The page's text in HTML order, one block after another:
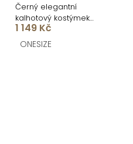
Černý elegantní
kalhotový kostýmek
STRENEA
1 149 Kč
ONESIZE